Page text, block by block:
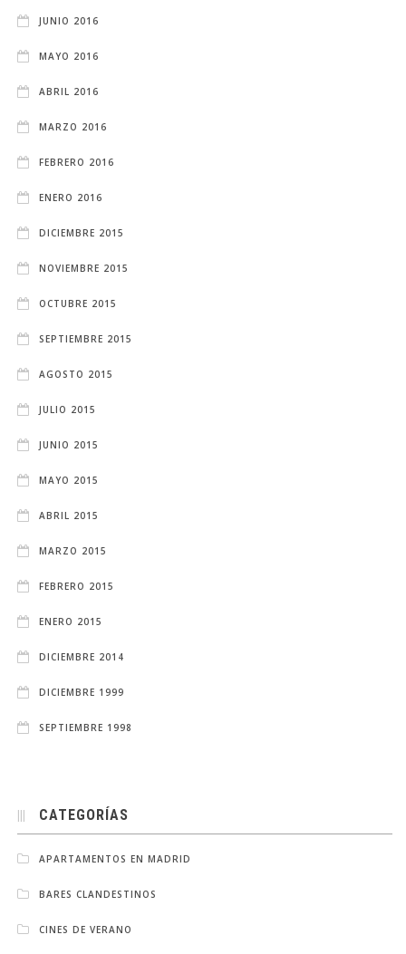
JUNIO 2016
MAYO 2016
ABRIL 2016
MARZO 2016
FEBRERO 2016
ENERO 2016
DICIEMBRE 2015
NOVIEMBRE 2015
OCTUBRE 2015
SEPTIEMBRE 2015
AGOSTO 2015
JULIO 2015
JUNIO 2015
MAYO 2015
ABRIL 2015
MARZO 2015
FEBRERO 2015
ENERO 2015
DICIEMBRE 2014
DICIEMBRE 1999
SEPTIEMBRE 1998
CATEGORÍAS
APARTAMENTOS EN MADRID
BARES CLANDESTINOS
CINES DE VERANO